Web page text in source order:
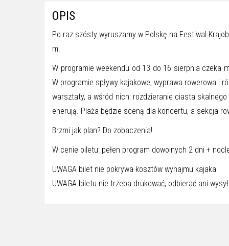
OPIS
Po raz szósty wyruszamy w Polskę na Festiwal
m.
W programie weekendu od 13 do 16 sierpnia czeka
W programie spływy kajakowe, wyprawa rowerowa i
warsztaty, a wśród nich: rozdzieranie ciasta
enerują. Plaża będzie sceną dla koncertu, a sekcja
Brzmi jak plan? Do zobaczenia!
W cenie biletu: pełen program dowolnych 2 dni +
UWAGA bilet nie pokrywa kosztów wynajmu kajaka
UWAGA biletu nie trzeba drukować, odbierać ani